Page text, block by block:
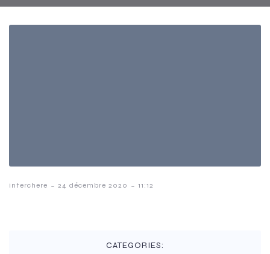
interchere - 24 décembre 2020 - 11:12
CATEGORIES: